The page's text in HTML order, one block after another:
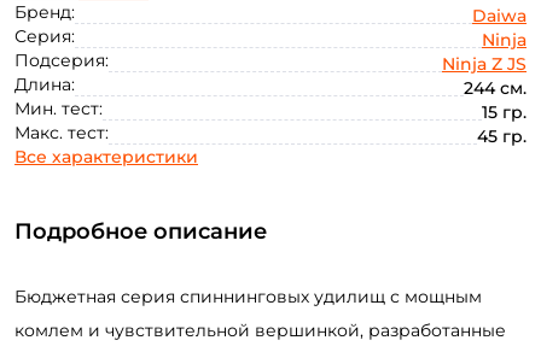
Бренд:
Daiwa
Серия:
Ninja
Подсерия:
Ninja Z JS
Длина:
244 см.
Мин. тест:
15 гр.
Макс. тест:
45 гр.
Все характеристики
Подробное описание
Бюджетная серия спиннинговых удилищ с мощным
комлем и чувствительной вершинкой, разработанные